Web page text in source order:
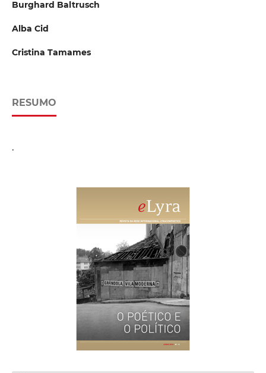
Burghard Baltrusch
Alba Cid
Cristina Tamames
RESUMO
.